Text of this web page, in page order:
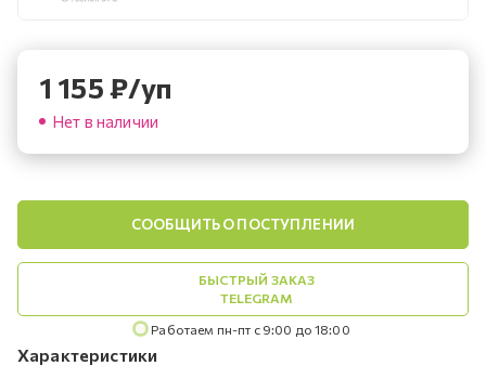
1 155₽/уп
Нет в наличии
СООБЩИТЬ О ПОСТУПЛЕНИИ
БЫСТРЫЙ ЗАКАЗ
TELEGRAM
Работаем пн-пт с 9:00 до 18:00
Характеристики